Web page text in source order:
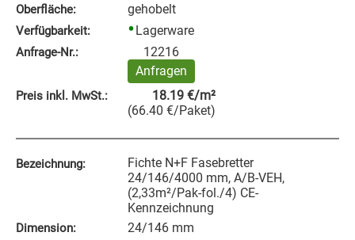
Oberfläche: gehobelt
Verfügbarkeit: Lagerware
Anfrage‑Nr.:
12216
Anfragen
Preis inkl. MwSt.: 18.19 €/m²
(66.40 €/Paket)
Bezeichnung:
Fichte N+F Fasebretter
24/146/4000 mm, A/B-VEH,
(2,33m²/Pak-fol./4) CE-
Kennzeichnung
Dimension: 24/146 mm